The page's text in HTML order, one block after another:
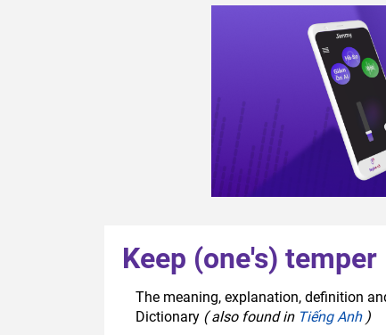
Keep (one's) temper
The meaning, explanation, definition
Dictionary ( also found in Tiếng Anh)